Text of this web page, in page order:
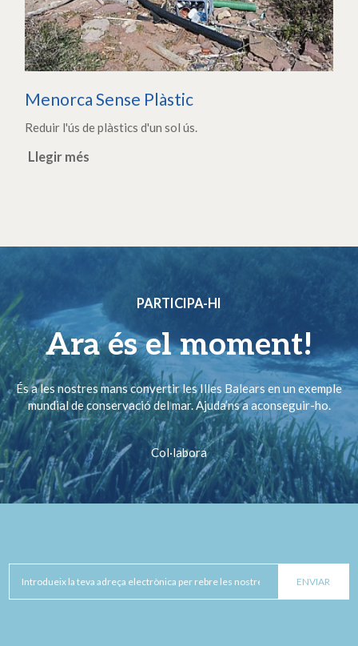
Menorca Sense Plàstic
Reduir l'ús de plàstics d'un sol ús.
Llegir més
PARTICIPA-HI
Ara és el moment!
És a les nostres mans convertir les Illes Balears en un exemple
mundial de conservació del mar. Ajuda’ns a aconseguir-ho.
Col·labora